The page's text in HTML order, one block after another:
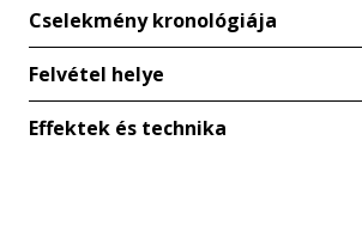
Cselekmény kronológiája
Felvétel helye
Effektek és technika